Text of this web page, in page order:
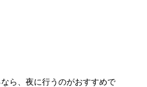
ら、夜に行うのがおすすめで